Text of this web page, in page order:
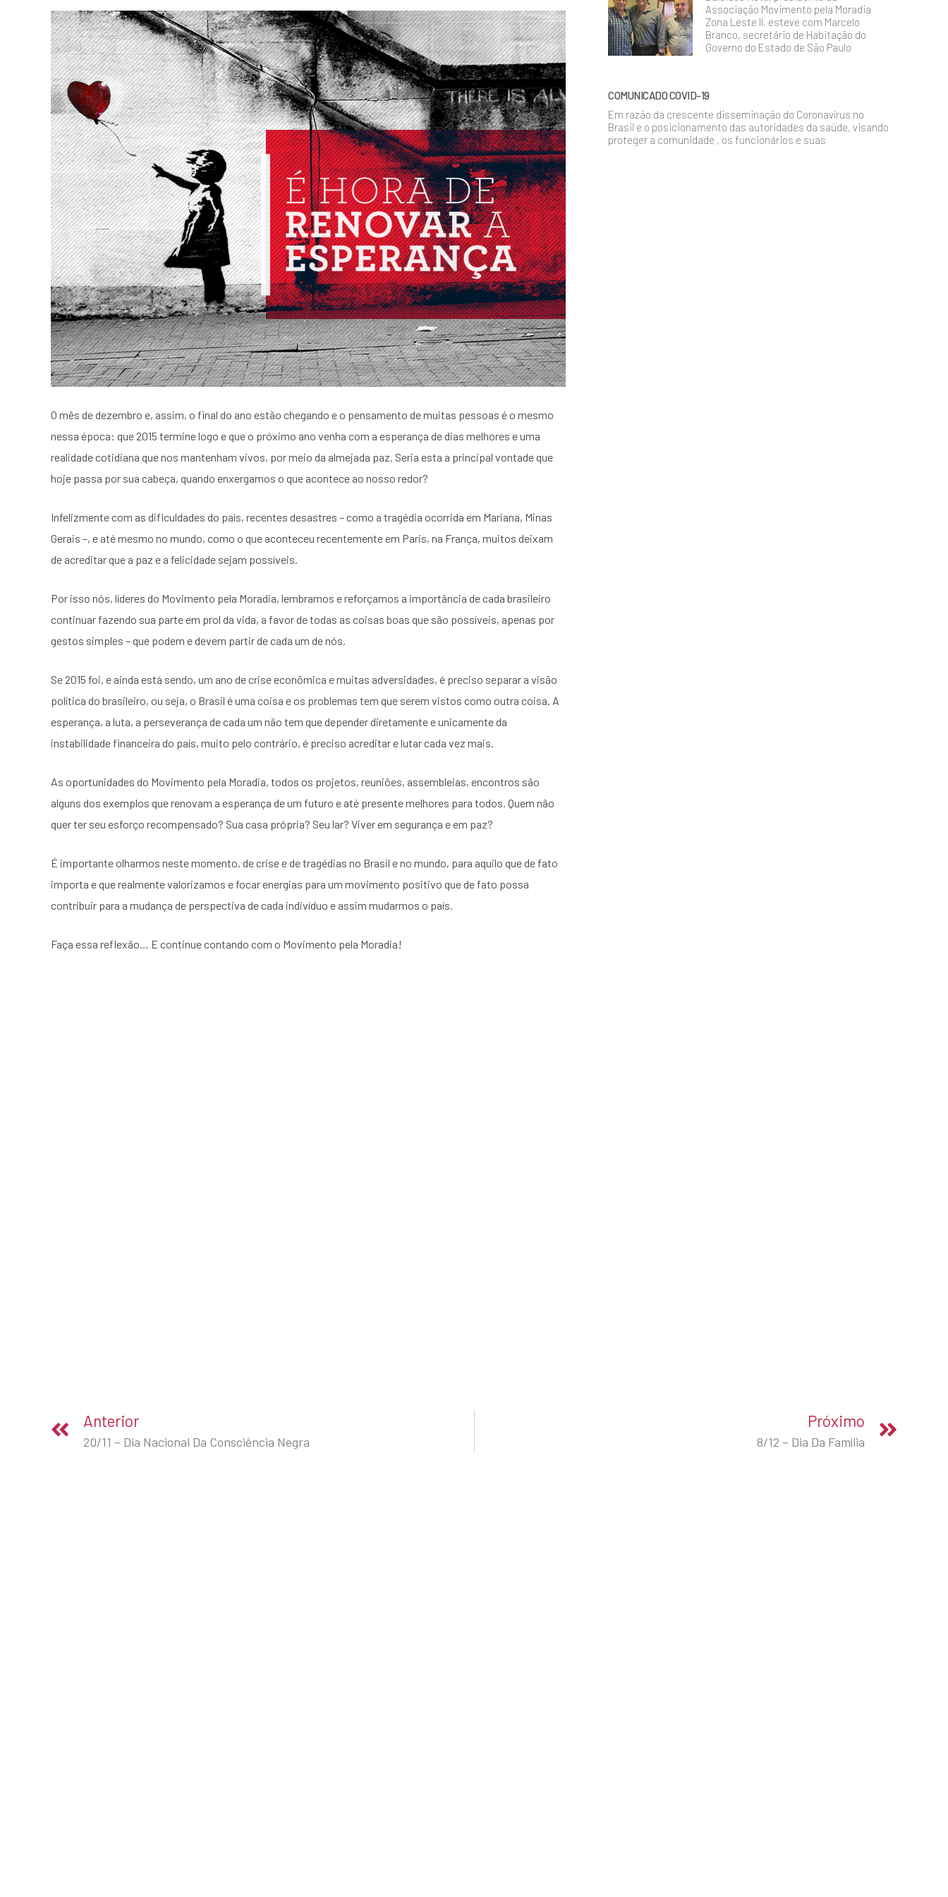
O mês de dezembro e, assim, o final do ano estão chegando e o pensamento de muitas pessoas é o mesmo
nessa época: que 2015 termine logo e que o próximo ano venha com a esperança de dias melhores e uma
realidade cotidiana que nos mantenham vivos, por meio da almejada paz. Seria esta a principal vontade que
hoje passa por sua cabeça, quando enxergamos o que acontece ao nosso redor?
Infelizmente com as dificuldades do país, recentes desastres – como a tragédia ocorrida em Mariana, Minas
Gerais –, e até mesmo no mundo, como o que aconteceu recentemente em Paris, na França, muitos deixam
de acreditar que a paz e a felicidade sejam possíveis.
Por isso nós, líderes do Movimento pela Moradia, lembramos e reforçamos a importância de cada brasileiro
continuar fazendo sua parte em prol da vida, a favor de todas as coisas boas que são possíveis, apenas por
gestos simples – que podem e devem partir de cada um de nós.
Se 2015 foi, e ainda está sendo, um ano de crise econômica e muitas adversidades, é preciso separar a visão
política do brasileiro, ou seja, o Brasil é uma coisa e os problemas tem que serem vistos como outra coisa. A
esperança, a luta, a perseverança de cada um não tem que depender diretamente e unicamente da
instabilidade financeira do país, muito pelo contrário, é preciso acreditar e lutar cada vez mais.
As oportunidades do Movimento pela Moradia, todos os projetos, reuniões, assembleias, encontros são
alguns dos exemplos que renovam a esperança de um futuro e até presente melhores para todos. Quem não
quer ter seu esforço recompensado? Sua casa própria? Seu lar? Viver em segurança e em paz?
É importante olharmos neste momento, de crise e de tragédias no Brasil e no mundo, para aquilo que de fato
importa e que realmente valorizamos e focar energias para um movimento positivo que de fato possa
contribuir para a mudança de perspectiva de cada indivíduo e assim mudarmos o país.
Faça essa reflexão… E continue contando com o Movimento pela Moradia!
Associação Movimento pela Moradia
Zona Leste II, esteve com Marcelo
Branco, secretário de Habitação do
Governo do Estado de São Paulo
COMUNICADO COVID-19
Em razão da crescente disseminação do Coronavírus no
Brasil e o posicionamento das autoridades da saúde, visando
proteger a comunidade , os funcionários e suas
Anterior
20/11 – Dia Nacional Da Consciência Negra
Próximo
8/12 – Dia Da Família